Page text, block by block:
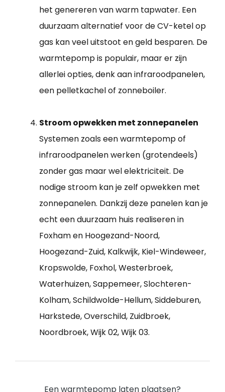
het genereren van warm tapwater. Een
duurzaam alternatief voor de CV-ketel op
gas kan veel uitstoot en geld besparen. De
warmtepomp is populair, maar er zijn
allerlei opties, denk aan infraroodpanelen,
een pelletkachel of zonneboiler.
Stroom opwekken met zonnepanelen
Systemen zoals een warmtepomp of
infraroodpanelen werken (grotendeels)
zonder gas maar wel elektriciteit. De
nodige stroom kan je zelf opwekken met
zonnepanelen. Dankzij deze panelen kan je
echt een duurzaam huis realiseren in
Foxham en Hoogezand-Noord,
Hoogezand-Zuid, Kalkwijk, Kiel-Windeweer,
Kropswolde, Foxhol, Westerbroek,
Waterhuizen, Sappemeer, Slochteren-
Kolham, Schildwolde-Hellum, Siddeburen,
Harkstede, Overschild, Zuidbroek,
Noordbroek, Wijk 02, Wijk 03.
Een warmtepomp laten plaatsen?